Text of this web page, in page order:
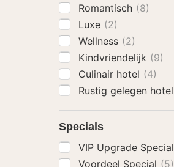
Romantisch (8)
Luxe (2)
Wellness (2)
Kindvriendelijk (9)
Culinair hotel (4)
Rustig gelegen hotel
Specials
VIP Upgrade Special
Voordeel Special (5)